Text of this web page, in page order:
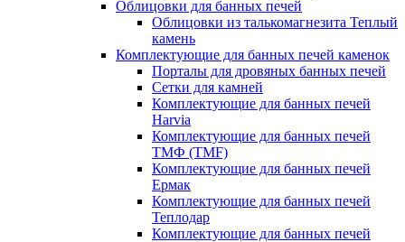
Облицовки для банных печей
Облицовки из талькомагнезита Теплый
камень
Комплектующие для банных печей каменок
Порталы для дровяных банных печей
Сетки для камней
Комплектующие для банных печей
Harvia
Комплектующие для банных печей
ТМФ (TMF)
Комплектующие для банных печей
Ермак
Комплектующие для банных печей
Теплодар
Комплектующие для банных печей